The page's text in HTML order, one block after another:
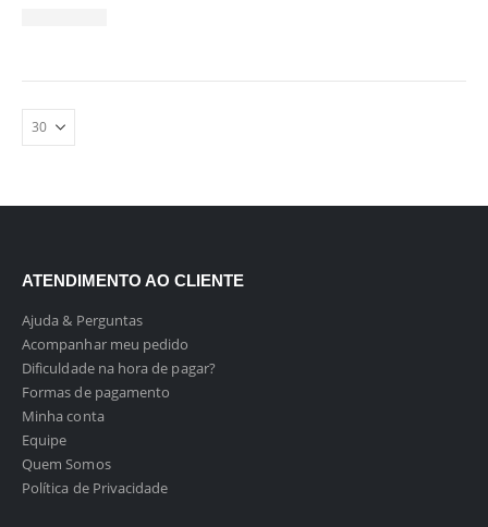
ATENDIMENTO AO CLIENTE
Ajuda & Perguntas
Acompanhar meu pedido
Dificuldade na hora de pagar?
Formas de pagamento
Minha conta
Equipe
Quem Somos
Política de Privacidade